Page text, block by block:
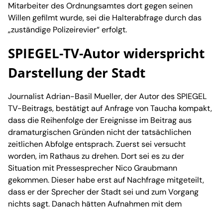
Mitarbeiter des Ordnungsamtes dort gegen seinen
Willen gefilmt wurde, sei die Halterabfrage durch das
„zuständige Polizeirevier“ erfolgt.
SPIEGEL-TV-Autor widerspricht
Darstellung der Stadt
Journalist Adrian-Basil Mueller, der Autor des SPIEGEL
TV-Beitrags, bestätigt auf Anfrage von Taucha kompakt,
dass die Reihenfolge der Ereignisse im Beitrag aus
dramaturgischen Gründen nicht der tatsächlichen
zeitlichen Abfolge entsprach. Zuerst sei versucht
worden, im Rathaus zu drehen. Dort sei es zu der
Situation mit Pressesprecher Nico Graubmann
gekommen. Dieser habe erst auf Nachfrage mitgeteilt,
dass er der Sprecher der Stadt sei und zum Vorgang
nichts sagt. Danach hätten Aufnahmen mit dem